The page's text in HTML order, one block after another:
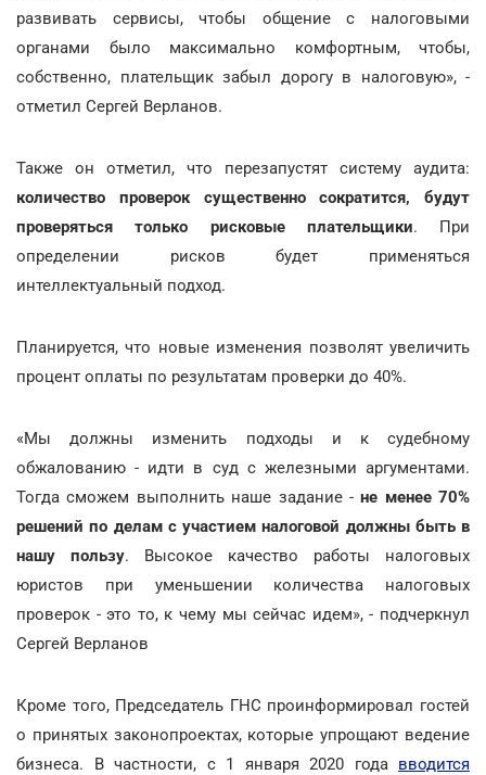
развивать сервисы, чтобы общение с налоговыми
органами было максимально комфортным, чтобы,
собственно, плательщик забыл дорогу в налоговую», -
отметил Сергей Верланов.
Также он отметил, что перезапустят систему аудита:
количество проверок существенно сократится, будут
проверяться только рисковые плательщики. При
определении рисков будет применяться
интеллектуальный подход.
Планируется, что новые изменения позволят увеличить
процент оплаты по результатам проверки до 40%.
«Мы должны изменить подходы и к судебному
обжалованию - идти в суд с железными аргументами.
Тогда сможем выполнить наше задание -не менее 70%
решений по делам с участием налоговой должны быть в
нашу пользу. Высокое качество работы налоговых
юристов при уменьшении количества налоговых
проверок - это то, к чему мы сейчас идем», - подчеркнул
Сергей Верланов
Кроме того, Председатель ГНС проинформировал гостей
о принятых законопроектах, которые упрощают ведение
бизнеса. В частности, с 1 января 2020 года вводится